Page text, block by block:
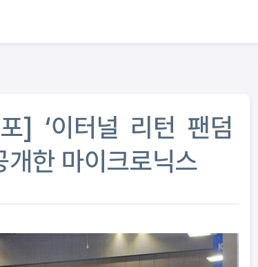
] ‘이터널 리턴 팬덤
개한 마이크로닉스